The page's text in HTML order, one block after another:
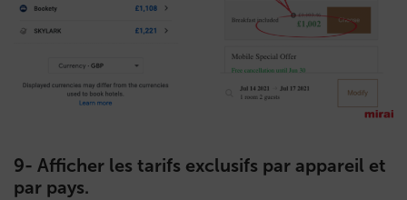
9- Afficher les tarifs exclusifs par appareil et
par pays.